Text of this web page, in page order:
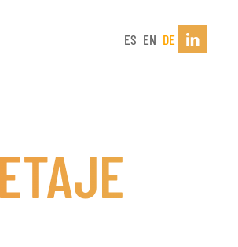
ES EN DE